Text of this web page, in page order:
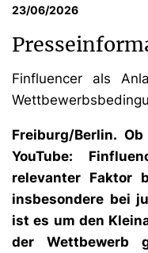
23/06/2026
Finfluencer als
Freiburg/Berlin.
YouTube:
relevanter Faktor
insbesondere bei
ist es um den
der Wettbewerb